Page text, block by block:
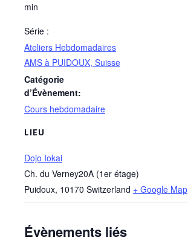
min
Série :
Ateliers Hebdomadaires
AMS à PUIDOUX, Suisse
Catégorie
d’Évènement:
Cours hebdomadaire
LIEU
Dojo Iokai
Ch. du Verney20A (1er étage)
Puidoux, 10170 Switzerland + Google Map
Évènements liés